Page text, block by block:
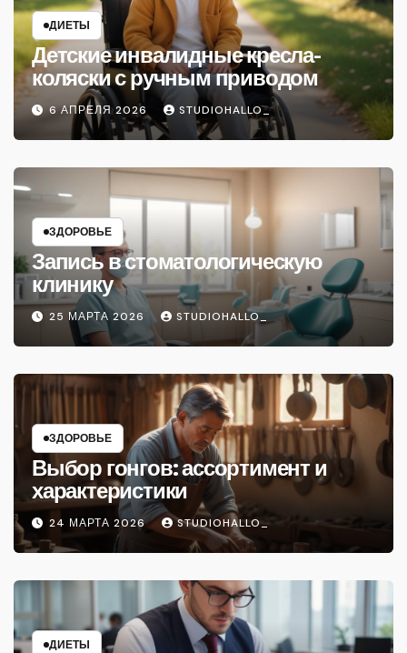
ДИЕТЫ
Детские инвалидные кресла-
коляски с ручным приводом
6 АПРЕЛЯ 2026 STUDIOHALLO_
ЗДОРОВЬЕ
Запись в стоматологическую
клинику
25 МАРТА 2026 STUDIOHALLO_
ЗДОРОВЬЕ
Выбор гонгов: ассортимент и
характеристики
24 МАРТА 2026 STUDIOHALLO_
ДИЕТЫ